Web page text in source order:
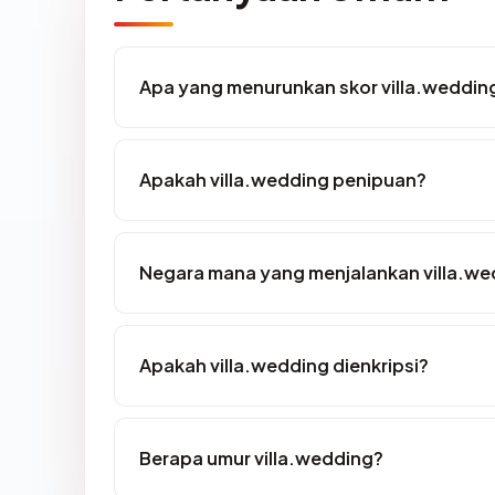
Apa yang menurunkan skor
Apakah villa.wedding penipuan?
Negara mana yang menjalankan
Apakah villa.wedding dienkripsi?
Berapa umur villa.wedding?